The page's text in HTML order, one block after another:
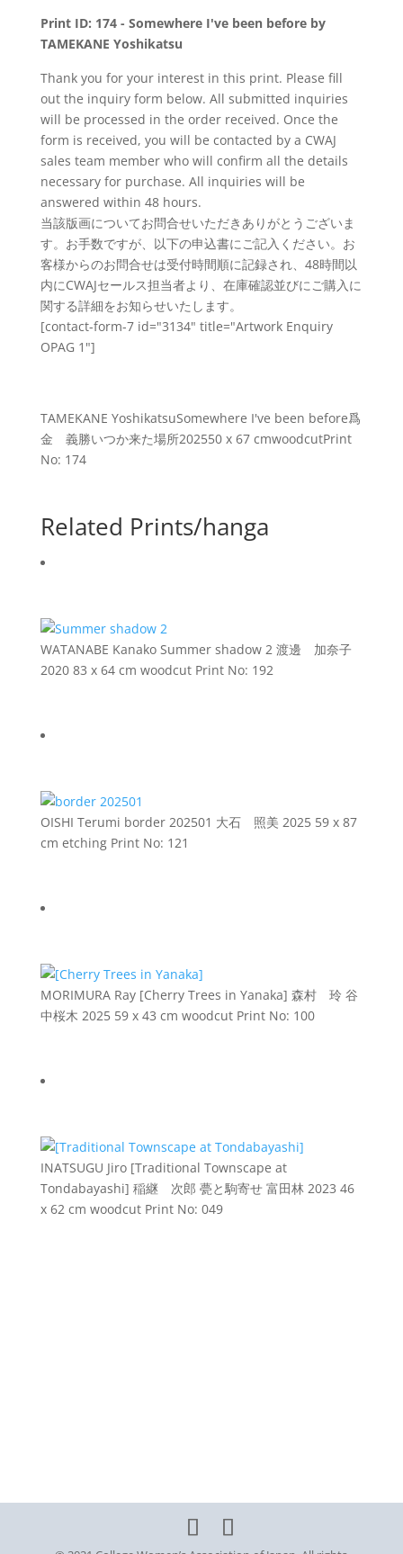
Print ID: 174 - Somewhere I've been before by
TAMEKANE Yoshikatsu
Thank you for your interest in this print. Please fill
out the inquiry form below. All submitted inquiries
will be processed in the order received. Once the
form is received, you will be contacted by a CWAJ
sales team member who will confirm all the details
necessary for purchase. All inquiries will be
answered within 48 hours.
当該版画についてお問合せいただきありがとうございま
す。お手数ですが、以下の申込書にご記入ください。お
客様からのお問合せは受付時間順に記録され、48時間以
内にCWAJセールス担当者より、在庫確認並びにご購入に
関する詳細をお知らせいたします。
[contact-form-7 id="3134" title="Artwork Enquiry
OPAG 1"]
TAMEKANE YoshikatsuSomewhere I've been before爲
金 義勝いつか来た場所202550 x 67 cmwoodcutPrint
No: 174
Related Prints/hanga
WATANABE Kanako Summer shadow 2 渡邊 加奈子
2020 83 x 64 cm woodcut Print No: 192
OISHI Terumi border 202501 大石 照美 2025 59 x 87
cm etching Print No: 121
MORIMURA Ray [Cherry Trees in Yanaka] 森村 玲 谷
中桜木 2025 59 x 43 cm woodcut Print No: 100
INATSUGU Jiro [Traditional Townscape at
Tondabayashi] 稲継 次郎 甍と駒寄せ 富田林 2023 46
x 62 cm woodcut Print No: 049